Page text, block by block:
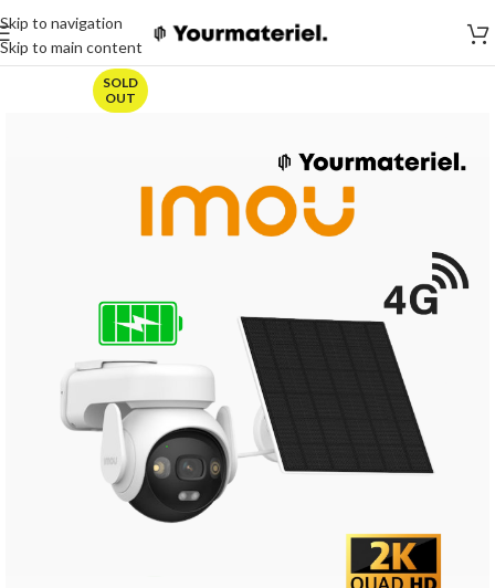
Skip to navigation
Skip to main content
SOLD
OUT